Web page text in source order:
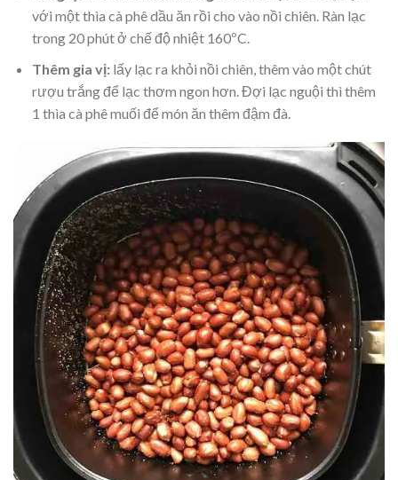
với một thìa cà phê dầu ăn rồi cho vào nồi chiên. Ràn lạc
trong 20 phút ở chế độ nhiệt 160ºC.
Thêm gia vị: lấy lạc ra khỏi nồi chiên, thêm vào một chút
rượu trắng để lạc thơm ngon hơn. Đợi lạc nguội thì thêm
1 thìa cà phê muối để món ăn thêm đậm đà.